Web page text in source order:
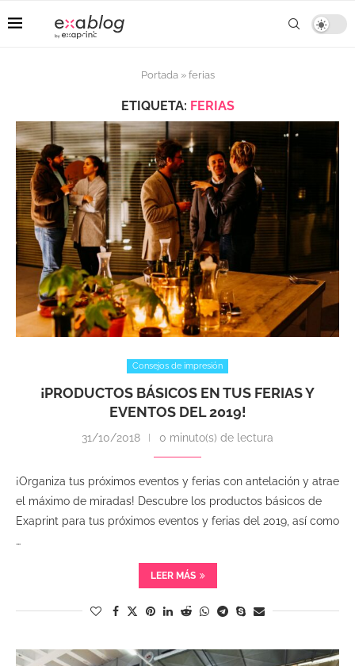
Portada» ferias
ETIQUETA: FERIAS
Consejos de impresión
¡PRODUCTOS BÁSICOS EN TUS FERIAS Y
EVENTOS DEL 2019!
31/10/2018 0 minuto(s) de lectura
¡Organiza tus próximos eventos y ferias con antelación y atrae
el máximo de miradas! Descubre los productos básicos de
Exaprint para tus próximos eventos y ferias del 2019, así como
…
LEER MÁS